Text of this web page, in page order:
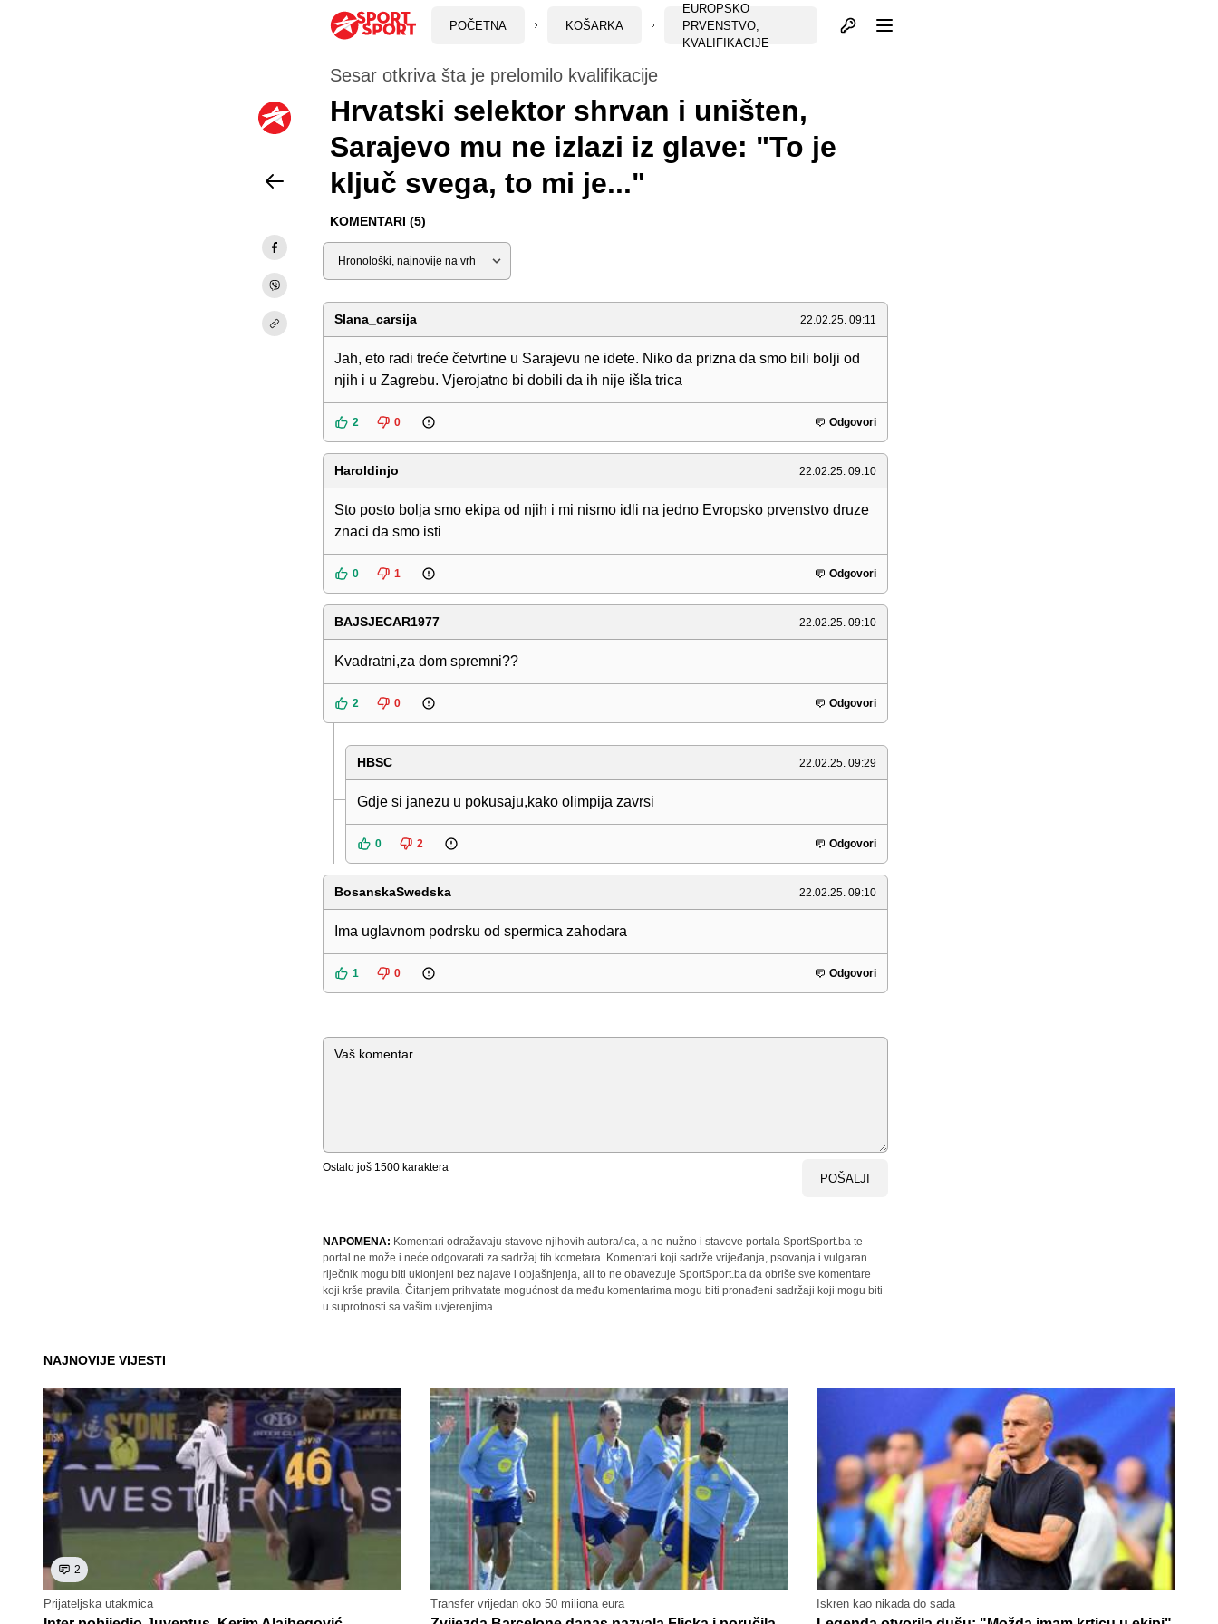
POČETNA KOŠARKA
EUROPSKO
PRVENSTVO,
KVALIFIKACIJE
Otvori profil
Sesar otkriva šta je prelomilo kvalifikacije
Hrvatski selektor shrvan i uništen,
Sarajevo mu ne izlazi iz glave: "To je
ključ svega, to mi je..."
KOMENTARI (5)
Sortiraj
Slana_carsija 22.02.25. 09:11
Jah, eto radi treće četvrtine u Sarajevu ne idete. Niko da prizna da smo bili bolji od
njih i u Zagrebu. Vjerojatno bi dobili da ih nije išla trica
2 0 Odgovori
Haroldinjo 22.02.25. 09:10
Sto posto bolja smo ekipa od njih i mi nismo idli na jedno Evropsko prvenstvo druze
znaci da smo isti
0 1 Odgovori
BAJSJECAR1977 22.02.25. 09:10
Kvadratni,za dom spremni??
2 0 Odgovori
HBSC 22.02.25. 09:29
Gdje si janezu u pokusaju,kako olimpija zavrsi
0 2 Odgovori
BosanskaSwedska 22.02.25. 09:10
Ima uglavnom podrsku od spermica zahodara
1 0 Odgovori
Komentar
Ostalo još 1500 karaktera
POŠALJI
NAPOMENA: Komentari odražavaju stavove njihovih autora/ica, a ne nužno i stavove portala SportSport.ba te
portal ne može i neće odgovarati za sadržaj tih kometara. Komentari koji sadrže vrijeđanja, psovanja i vulgaran
riječnik mogu biti uklonjeni bez najave i objašnjenja, ali to ne obavezuje SportSport.ba da obriše sve komentare
koji krše pravila. Čitanjem prihvatate mogućnost da među komentarima mogu biti pronađeni sadržaji koji mogu biti
u suprotnosti sa vašim uvjerenjima.
NAJNOVIJE VIJESTI
2
Prijateljska utakmica Transfer vrijedan oko 50 miliona eura Iskren kao nikada do sada